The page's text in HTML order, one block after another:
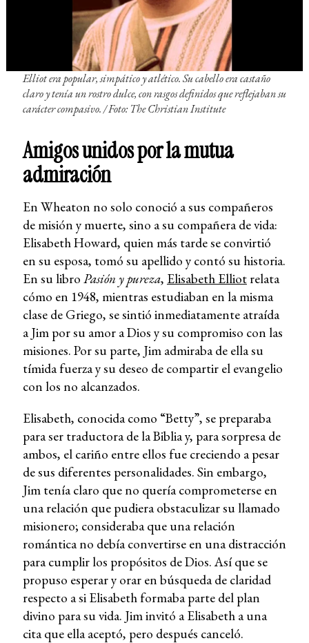
Elliot era popular, simpático y atlético. Su cabello era castaño
claro y tenía un rostro dulce, con rasgos definidos que reflejaban su
carácter compasivo. / Foto: The Christian Institute
Amigos unidos por la mutua
admiración
En Wheaton no solo conoció a sus compañeros
de misión y muerte, sino a su compañera de vida:
Elisabeth Howard, quien más tarde se convirtió
en su esposa, tomó su apellido y contó su historia.
En su libro Pasión y pureza, Elisabeth Elliotrelata
cómo en 1948, mientras estudiaban en la misma
clase de Griego, se sintió inmediatamente atraída
a Jim por su amor a Dios y su compromiso con las
misiones. Por su parte, Jim admiraba de ella su
tímida fuerza y su deseo de compartir el evangelio
con los no alcanzados.
Elisabeth, conocida como “Betty”, se preparaba
para ser traductora de la Biblia y, para sorpresa de
ambos, el cariño entre ellos fue creciendo a pesar
de sus diferentes personalidades. Sin embargo,
Jim tenía claro que no quería comprometerse en
una relación que pudiera obstaculizar su llamado
misionero; consideraba que una relación
romántica no debía convertirse en una distracción
para cumplir los propósitos de Dios. Así que se
propuso esperar y orar en búsqueda de claridad
respecto a si Elisabeth formaba parte del plan
divino para su vida. Jim invitó a Elisabeth a una
cita que ella aceptó, pero después canceló.